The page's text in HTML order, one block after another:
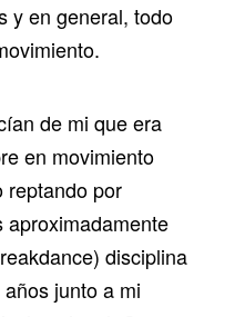
y en general, todo
de mi que era
en movimiento
reptando por
aproximadamente
disciplina
junto a mi